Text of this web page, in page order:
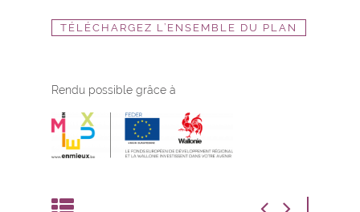
TÉLÉCHARGEZ L’ENSEMBLE DU PLAN
Rendu possible grâce à